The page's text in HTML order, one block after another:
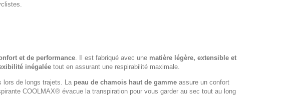
et de performance. Il est fabriqué avec une matière légère, extensible et
inégalée tout en assurant une respirabilité maximale.
lors de longs trajets. La peau de chamois haut de gamme assure un confort
COOLMAX® évacue la transpiration pour vous garder au sec tout au long